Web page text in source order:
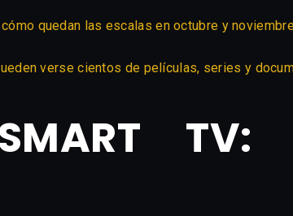
quedan las escalas en octubre y
verse cientos de películas, series y
SMART